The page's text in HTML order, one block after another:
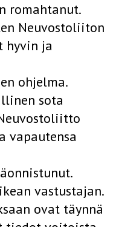
romahtanut.
Neuvostoliiton
hyvin ja
ohjelma.
sota
vapautensa
vastustajan.
ovat täynnä